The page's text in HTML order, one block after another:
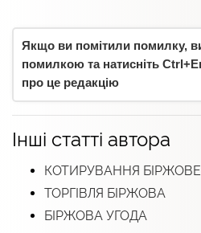
Якщо ви помітили помилку,
помилкою та натисніть
про це редакцію
Інші статті автора
КОТИРУВАННЯ БІРЖОВЕ
ТОРГІВЛЯ БІРЖОВА
БІРЖОВА УГОДА